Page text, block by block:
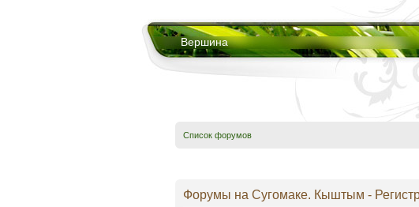
Вершина
Список форумов
Форумы на Сугомаке. Кыштым -